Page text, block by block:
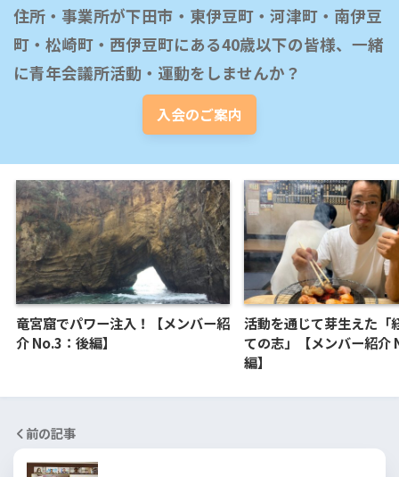
住所・事業所が下田市・東伊豆町・河津町・南伊豆
町・松崎町・西伊豆町にある40歳以下の皆様、一緒
に青年会議所活動・運動をしませんか？
入会のご案内
竜宮窟でパワー注入！【メンバー紹
介 No.3：後編】
活動を通じて芽生えた「
ての志」【メンバー紹介
編】
前の記事